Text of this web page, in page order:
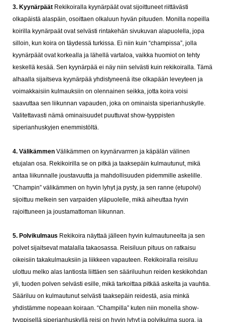
3. Kyynärpäät Rekikoiralla kyynärpäät ovat sijoittuneet riittävästi
olkapäistä alaspäin, osoittaen olkaluun hyvän pituuden. Monilla nopeilla
koirilla kyynärpaät ovat selvästi rintakehän sivukuvan alapuolella, jopa
silloin, kun koira on täydessä turkissa. Ei niin kuin “champissa”, jolla
kyynärpäät ovat korkealla ja lähellä vartaloa, vaikka huomiot on tehty
keskellä kesää. Sen kyynärpää ei näy niin selvästi kuin rekikoiralla. Tämä
alhaalla sijaitseva kyynärpää yhdistyneenä itse olkapään leveyteen ja
voimakkaisiin kulmauksiin on olennainen seikka, jotta koira voisi
saavuttaa sen liikunnan vapauden, joka on ominaista siperianhuskylle.
Valitettavasti nämä ominaisuudet puuttuvat show-tyyppisten
siperianhuskyjen enemmistöltä.
4. Välikämmen Välikämmen on kyynärvarrren ja käpälän välinen
etujalan osa. Rekikoirilla se on pitkä ja taaksepäin kulmautunut, mikä
antaa liikunnalle joustavuutta ja mahdollisuuden pidemmille askelille.
”Champin” välikämmen on hyvin lyhyt ja pysty, ja sen ranne (etupolvi)
sijoittuu melkein sen varpaiden yläpuolelle, mikä aiheuttaa hyvin
rajoittuneen ja joustamattoman liikunnan.
5. Polvikulmaus Rekikoira näyttaä jälleen hyvin kulmautuneelta ja sen
polvet sijaitsevat matalalla takaosassa. Reisiluun pituus on ratkaisu
oikeisiin takakulmauksiin ja liikkeen vapauteen. Rekikoiralla reisiluu
ulottuu melko alas lantiosta liittäen sen sääriluuhun reiden keskikohdan
yli, tuoden polven selvästi esille, mikä tarkoittaa pitkää askelta ja vauhtia.
Sääriluu on kulmautunut selvästi taaksepäin reidestä, asia minkä
yhdistämme nopeaan koiraan. “Champilla” kuten niin monella show-
tyyppisellä siperianhuskyllä reisi on hyvin lyhyt ja polvikulma suora, ja